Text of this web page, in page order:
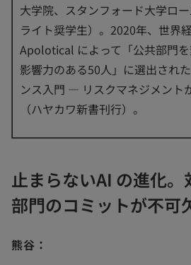
大学院、スタンフォード大学ロ
ライト奨学生）。2020年、世界
Apolotical によって「公共部門
影響力のある50人」に選出され
ンス入門 ― リスクマネジメント
（ハヤカワ新書刊行）。
止まらないAI の進化。
部門のコミットが不可
熊谷：